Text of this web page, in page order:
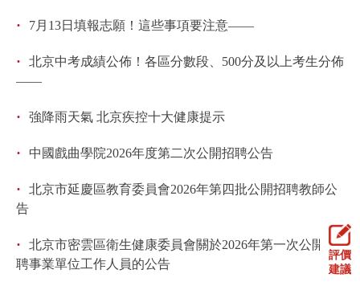
· 7月13日填報志願！這些事項要注意——
·
北京中考成績公佈！各區分數段、500分及以上考生分佈
——
· 強降雨天氣 北京疾控十大健康提示
· 中國戲曲學院2026年度第二次公開招聘公告
·
北京市延慶區教育委員會2026年第四批公開招聘教師公
告
·
北京市密雲區衛生健康委員會關於2026年第一次公開招
聘事業單位工作人員的公告
評價
建議